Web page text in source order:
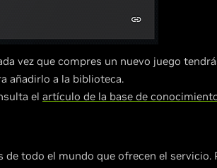
vez que compres un nuevo juego
añadirlo a la biblioteca.
el artículo de la base de
de todo el mundo que ofrecen el servicio.